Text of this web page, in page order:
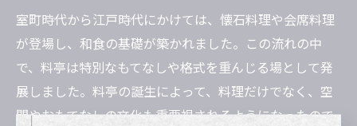
室町時代から江戸時代にかけては、懐石料理や会席料理
が登場し、和食の基礎が築かれました。この流れの中
で、料亭は特別なもてなしや格式を重んじる場として発
展しました。料亭の誕生によって、料理だけでなく、空
間やおもてなしの文化も重要視されるようになったので